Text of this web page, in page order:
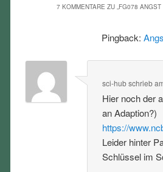
7 KOMMENTARE ZU „FG078 ANGST
Pingback:
sci-hubschrieb
Hier noch der
an Adaption?)
https://
Leider hinter
Schlüssel im